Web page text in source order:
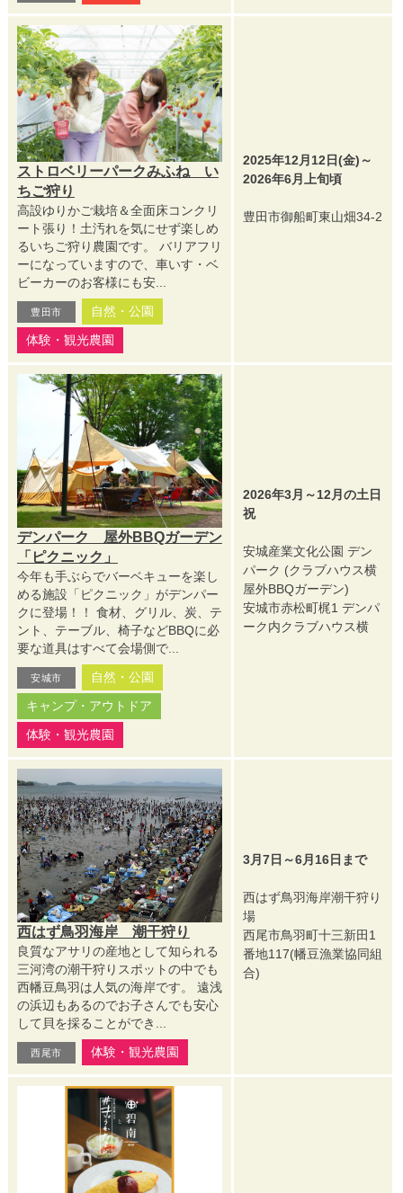
ストロベリーパークみふね い
ちご狩り
高設ゆりかご栽培＆全面床コンクリ
ート張り！土汚れを気にせず楽しめ
るいちご狩り農園です。 バリアフリ
ーになっていますので、車いす・ベ
ビーカーのお客様にも安...
豊田市
自然・公園
体験・観光農園
2025年12月12日(金)～
2026年6月上旬頃
豊田市御船町東山畑34-2
デンパーク 屋外BBQガーデン
「ピクニック」
今年も手ぶらでバーベキューを楽し
める施設「ピクニック」がデンパー
クに登場！！ 食材、グリル、炭、テ
ント、テーブル、椅子などBBQに必
要な道具はすべて会場側で...
安城市
自然・公園
キャンプ・アウトドア
体験・観光農園
2026年3月～12月の土日
祝
安城産業文化公園 デン
パーク (クラブハウス横
屋外BBQガーデン)
安城市赤松町梶1 デンパ
ーク内クラブハウス横
西はず鳥羽海岸 潮干狩り
良質なアサリの産地として知られる
三河湾の潮干狩りスポットの中でも
西幡豆鳥羽は人気の海岸です。 遠浅
の浜辺もあるのでお子さんでも安心
して貝を採ることができ...
西尾市 体験・観光農園
3月7日～6月16日まで
西はず鳥羽海岸潮干狩り
場
西尾市鳥羽町十三新田1
番地117(幡豆漁業協同組
合)